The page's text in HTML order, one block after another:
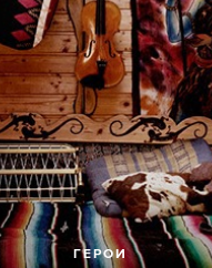
ГЕРОИ